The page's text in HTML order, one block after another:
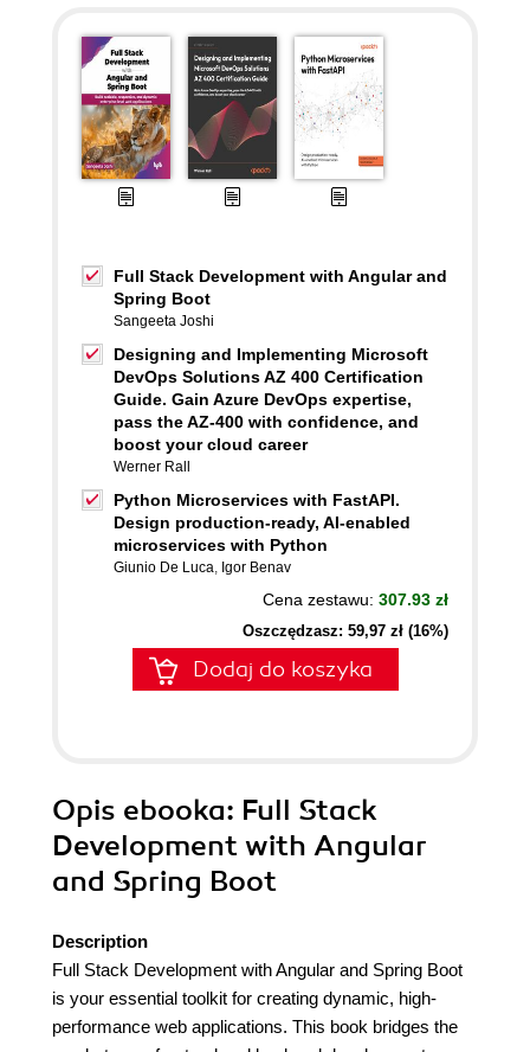
Full Stack Development with Angular and
Spring Boot
Sangeeta Joshi
Designing and Implementing Microsoft
DevOps Solutions AZ 400 Certification
Guide. Gain Azure DevOps expertise,
pass the AZ-400 with confidence, and
boost your cloud career
Werner Rall
Python Microservices with FastAPI.
Design production-ready, AI-enabled
microservices with Python
Giunio De Luca, Igor Benav
Cena zestawu: 307.93 zł
Oszczędzasz: 59,97 zł (16%)
Dodaj do koszyka
Opis ebooka: Full Stack
Development with Angular
and Spring Boot
Description
Full Stack Development with Angular and Spring Boot
is your essential toolkit for creating dynamic, high-
performance web applications. This book bridges the